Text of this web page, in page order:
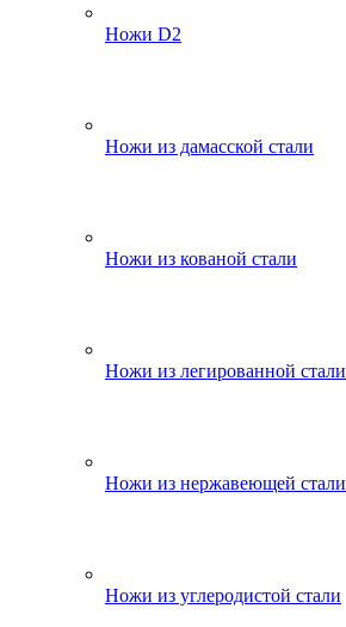
Ножи D2
Ножи из дамасской стали
Ножи из кованой стали
Ножи из легированной стали
Ножи из нержавеющей стали
Ножи из углеродистой стали